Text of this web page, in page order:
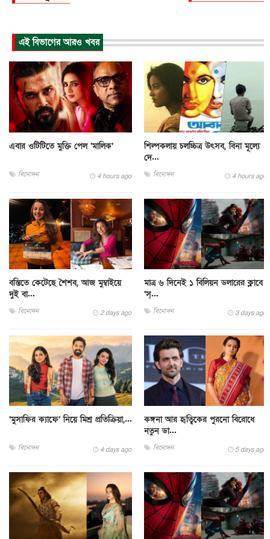
এই বিভাগের আরও খবর
এবার ওটিটিতে মুক্তি পেল ‘মালিক’
বিনোদন 4 hours ago
শিল্পকলায় চলচ্চিত্র উৎসব, বিনা মূল্যে
দে...
বিনোদন 4 hours ago
বস্তিতে কেটেছে শৈশব, আজ মুম্বাইয়ে
দুই বা...
বিনোদন 2 days ago
মাত্র ৬ দিনেই ১ বিলিয়ন ডলারের ক্লাবে
‘স্...
বিনোদন 3 days ago
‘মুসাফির ক্যাফে’ নিয়ে মিশ্র প্রতিক্রিয়া,...
বিনোদন 4 days ago
কঙ্গনা আর হৃত্বিকের পুরনো বিরোধে
নতুন ডা...
বিনোদন 5 days ago